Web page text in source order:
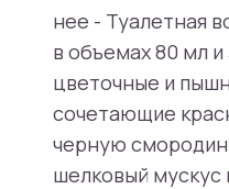
нее - Туалетная
в объемах 80 мл
цветочные и
сочетающие
черную
шелковый мускус